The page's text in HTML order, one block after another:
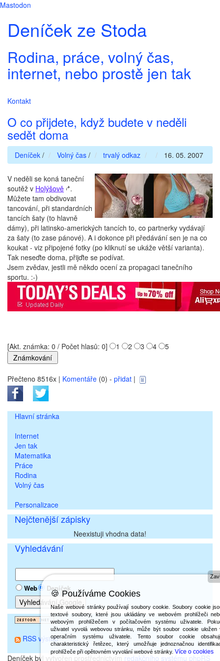
Mastodon
Deníček ze Stoda
Rodina, práce, volný čas,
internet, nebo prostě jen tak
Kontakt
O co přijdete, když budete v neděli
sedět doma
Deníček / Volný čas / trvalý odkaz 16. 05. 2007
V neděli se koná taneční
soutěž v Holýšově
.
Můžete tam obdivovat
tancování, při standardních
tancích šaty (to hlavně
dámy), při latinsko-amerických tancích to, co partnerky vydávají
za šaty (to zase pánové). A i dokonce při předávání sen je na co
koukat - viz připojené fotky (po kliknutí se ukáže větší varianta).
Tak neseďte doma, přijďte se podívat.
Jsem zvědav, jestli mě někdo ocení za propagaci tanečního
sportu. :-)
[Akt. známka: 0 / Počet hlasů: 0] 1 2 3 4 5
Přečteno 8516x | Komentáře (0) - přidat |
Hlavní stránka
Internet
Jen tak
Matematika
Práce
Rodina
Volný čas
Personalizace
Nejčtenější zápisky
Neexistuji vhodna data!
Vyhledávání
Web Deníček
RSS výstup
Deníček byl vytvořen prostřednictvím redakčního systému phpRS
🍪 Používáme Cookies
Naše webové stránky používají soubory cookie. Soubory cookie
textové soubory, které jsou ukládány ve webovém prohlížeči
webovým prohlížečem v počítačovém systému uživatele.
uživatel vyvolá webovou stránku, může být soubor cookie uložen
operačním systému uživatele. Tento soubor cookie
charakteristický řetězec, který umožňuje jednoznačnou
prohlížeče při opětovném vyvolání webové stránky.Více o cookies